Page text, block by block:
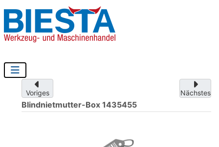
Voriges Nächstes
Blindnietmutter-Box 1435455